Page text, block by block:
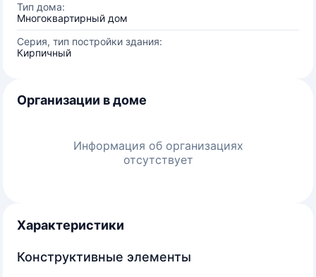
Тип дома:
Многоквартирный дом
Серия, тип постройки здания:
Кирпичный
Организации в доме
Информация об организациях
отсутствует
Характеристики
Конструктивные элементы